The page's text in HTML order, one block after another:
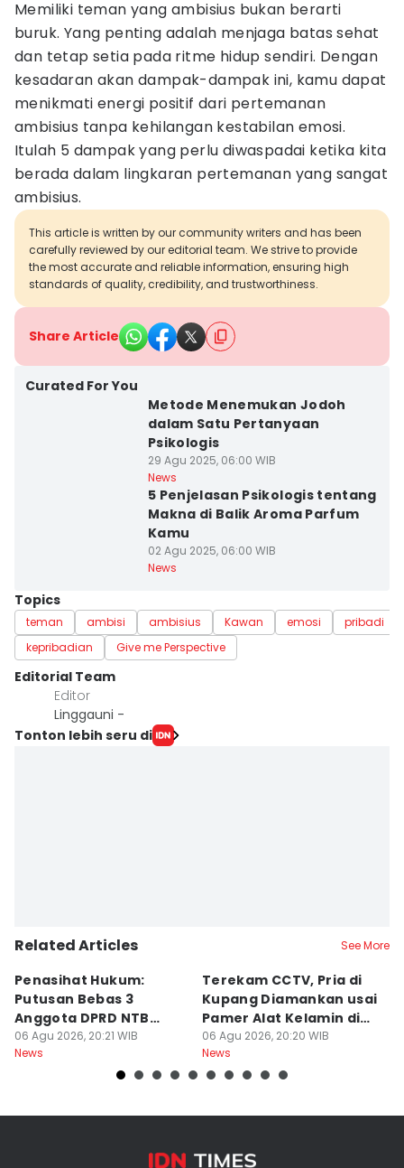
Memiliki teman yang ambisius bukan berarti
buruk. Yang penting adalah menjaga batas sehat
dan tetap setia pada ritme hidup sendiri. Dengan
kesadaran akan dampak-dampak ini, kamu dapat
menikmati energi positif dari pertemanan
ambisius tanpa kehilangan kestabilan emosi.
Itulah 5 dampak yang perlu diwaspadai ketika kita
berada dalam lingkaran pertemanan yang sangat
ambisius.
This article is written by our community writers and has been
carefully reviewed by our editorial team. We strive to provide
the most accurate and reliable information, ensuring high
standards of quality, credibility, and trustworthiness.
Share Article
Curated For You
Metode Menemukan Jodoh
dalam Satu Pertanyaan
Psikologis
29 Agu 2025, 06:00 WIB
News
5 Penjelasan Psikologis tentang
Makna di Balik Aroma Parfum
Kamu
02 Agu 2025, 06:00 WIB
News
Topics
teman ambisi ambisius Kawan emosi
pribadi
kepribadian
Give me Perspective
Editorial Team
Editor
Linggauni -
Tonton lebih seru di
Related Articles See More
Penasihat Hukum:
Putusan Bebas 3
Anggota DPRD NTB
Bersifat Final
06 Agu 2026, 20:21 WIB
News
Terekam CCTV, Pria di
Kupang Diamankan usai
Pamer Alat Kelamin di
Kios
06 Agu 2026, 20:20 WIB
News